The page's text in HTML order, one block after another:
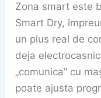
Zona smart este
Smart Dry,
un plus real de
deja
„comunica” cu
poate ajusta